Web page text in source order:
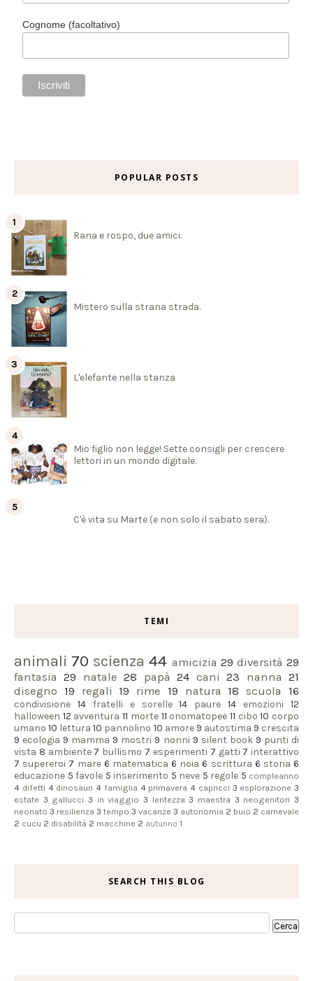
Cognome (facoltativo)
POPULAR POSTS
Rana e rospo, due amici.
Mistero sulla strana strada.
L'elefante nella stanza
Mio figlio non legge! Sette consigli per crescere
lettori in un mondo digitale.
C'è vita su Marte (e non solo il sabato sera).
TEMI
animali 70 scienza 44 amicizia 29 diversità 29
fantasia
29 natale 28 papà 24 cani 23 nanna 21
disegno
19 regali 19 rime 19 natura 18 scuola 16
condivisione 14 fratelli e sorelle 14 paure 14 emozioni
12
halloween 12 avventura 11 morte 11 onomatopee 11 cibo 10 corpo
umano 10 lettura 10 pannolino 10 amore 9 autostima 9 crescita
9 ecologia 9 mamma 9 mostri 9 nonni 9 silent book 9 punti di
vista 8 ambiente 7 bullismo 7 esperimenti 7 gatti 7 interattivo
7 supereroi 7 mare 6 matematica 6 noia 6 scrittura 6 storia 6
educazione 5 favole 5 inserimento 5 neve 5 regole 5 compleanno
4 difetti 4 dinosauri 4 famiglia 4 primavera 4 capricci 3 esplorazione 3
estate 3 gallucci 3 in viaggio 3 lentezza 3 maestra 3 neogenitori 3
neonato 3 resilienza 3 tempo 3 vacanze 3 autonomia 2 buio 2 carnevale
2 cucu 2 disabilità 2 macchine 2 autunno 1
SEARCH THIS BLOG